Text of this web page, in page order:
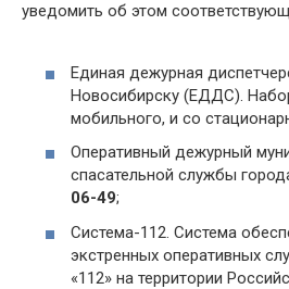
уведомить об этом
Единая дежурная
Новосибирску (ЕДДС).
мобильного, и со
Оперативный дежурный
спасательной службы
06-49;
Система-112. Система
экстренных оперативных
«112» на территории